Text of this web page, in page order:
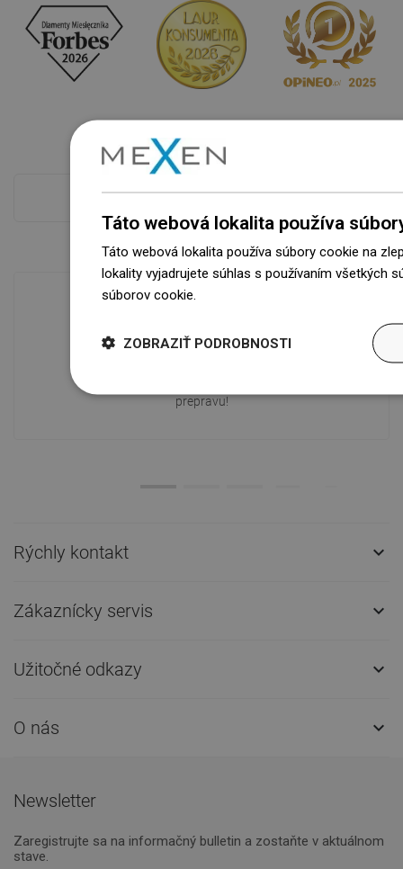
Pokladňa viac
Dostupnosť tovaru
prepravu!
Rýchly kontakt 
Zákaznícky servis 
Užitočné odkazy 
O nás 
Newsletter
Zaregistrujte sa na informačný bulletin a zostaňte v aktuálnom
stave.
Táto webová lokalita používa
Táto webová lokalita používa súbory cookie na
lokality vyjadrujete súhlas s používaním všetkých
súborov cookie.
ZOBRAZIŤ PODROBNOSTI